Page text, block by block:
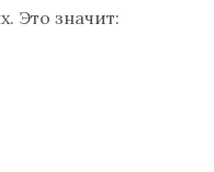
Это значит: